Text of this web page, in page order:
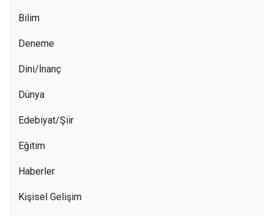
Bilim
Deneme
Dini/İnanç
Dünya
Edebiyat/Şiir
Eğitim
Haberler
Kişisel Gelişim